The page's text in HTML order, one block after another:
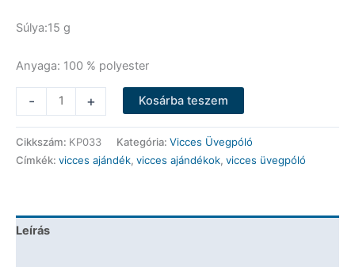
Súlya:15 g
Anyaga: 100 % polyester
-
Üvegpóló
-
Szex?
-
mennyiség
+ Kosárba teszem
Cikkszám: KP033 Kategória: Vicces Üvegpóló
Címkék: vicces ajándék, vicces ajándékok, vicces üvegpóló
Leírás